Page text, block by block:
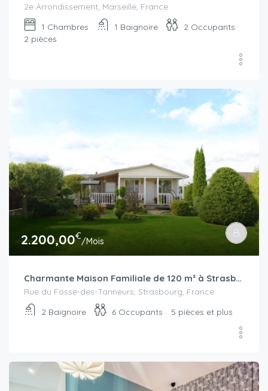
2e Arrondissement, Marseille, France
1 Chambres 1 Baignoire 2 Occupants
2 pièces
2.200,00€/Mois
Charmante Maison Familiale de 120 m² à Strasbourg – Jardin & Garage
Rue du Fossé-des-Tanneurs, Strasbourg, France
2 Baignoire 6 Occupants 5 pièces et plus